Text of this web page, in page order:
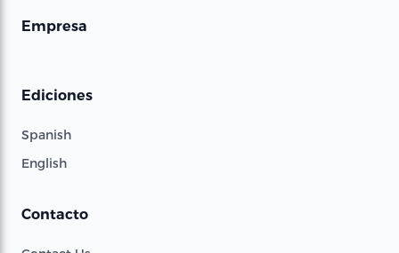
Empresa
Ediciones
Spanish
English
Contacto